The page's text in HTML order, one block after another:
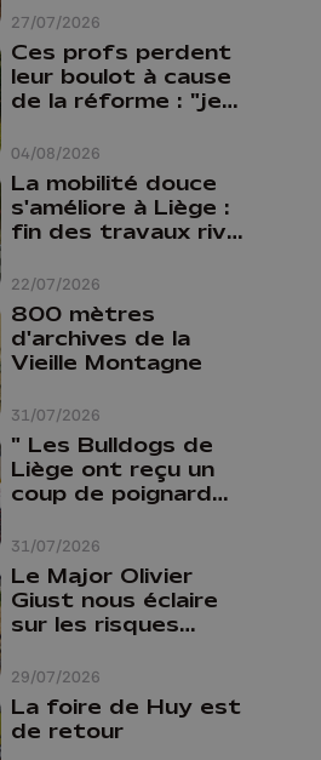
27/07/2026
province de Liège :
"Un citoyen qui
n'est formé ne
peut pas nous
aider"
04/08/2026
Ces profs perdent
leur boulot à cause
de la réforme : "je
comme prof que
comme
pharmacienne"
22/07/2026
La mobilité douce
s'améliore à Liège :
fin des travaux rive
cyclo-piétonnes
Avroy et
Guillemins...
31/07/2026
800 mètres
d'archives de la
Vieille Montagne
31/07/2026
" Les Bulldogs de
Liège ont reçu un
coup de poignard
29/07/2026
Le Major Olivier
Giust nous éclaire
sur les risques
Belgique : "Un
incendie comme en
Gironde ne pourrait
pas avoir lieu chez
La foire de Huy est
de retour